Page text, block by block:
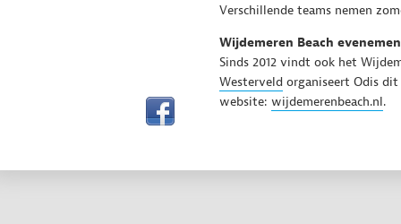
Verschillende teams nemen
Wijdemeren Beach
Sinds 2012 vindt ook het
Westerveld organiseert Odis
website: wijdemerenbeach.nl.